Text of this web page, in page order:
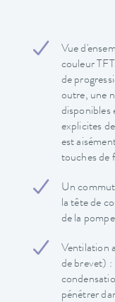
Vue
couleur
de
outre, une
disponibles
explicites
est
touches de
Un
la tête de
de la
Ventilation
de brevet) :
pénétrer